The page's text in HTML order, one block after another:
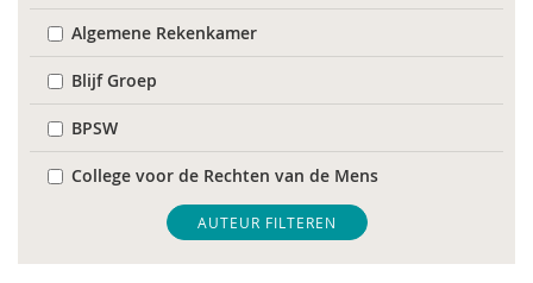
Algemene Rekenkamer
Blijf Groep
BPSW
College voor de Rechten van de Mens
De Raad voor Volksgezondheid & Samenleving
diverse
AUTEUR FILTEREN